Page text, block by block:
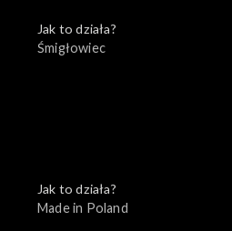
Jak to działa?
Śmigłowiec
Jak to działa?
Made in Poland